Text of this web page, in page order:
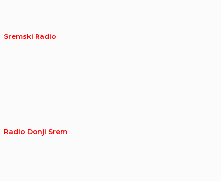
Sremski Radio
Radio Donji Srem